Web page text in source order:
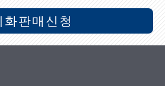
화판매신청